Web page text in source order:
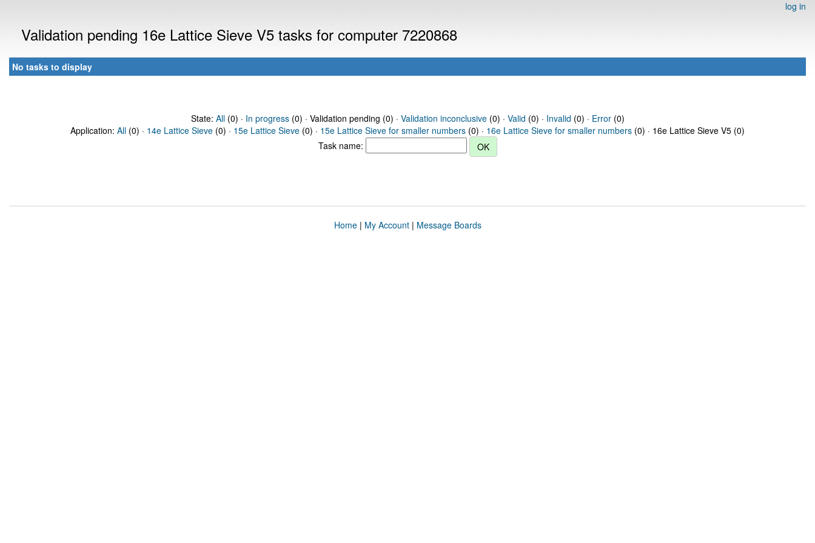
log in
Validation pending 16e Lattice Sieve V5 tasks for computer 7220868
No tasks to display
State: All(0) · In progress(0) · Validation pending (0) · Validation inconclusive(0) · Valid (0) · Invalid (0) · Error(0)
Application: All (0) · 14e Lattice Sieve (0) · 15e Lattice Sieve (0) · 15e Lattice Sieve for smaller numbers (0) · 16e Lattice Sieve for smaller numbers (0) · 16e Lattice Sieve V5 (0)
Task name:
Home| My Account| Message Boards